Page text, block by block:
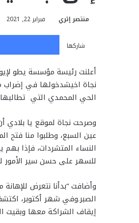
منتصر إثري فبراير 22, 2021
شاركها
أعلنت رئيسة مؤسسة يطو
الحي المحمدي التي
وصرحت نجاة لموقع يا بلادي
عين السبع، وطلبوا منا فتح
النساء المتشردات، فإذا بهم
للسهر على حسن سير الأمور
وأضافت “بدأنا نتعرض
الصبر.وفي شهر أكتوبر،
إيقاف الشراكة معها وبقيت